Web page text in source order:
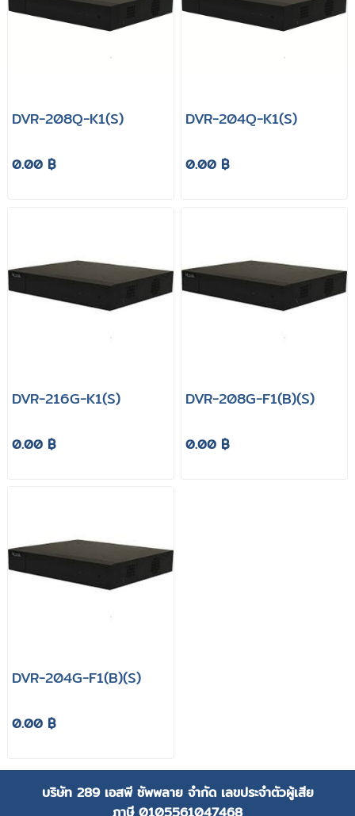
DVR-208Q-K1(S)
0.00 ฿
DVR-204Q-K1(S)
0.00 ฿
DVR-216G-K1(S)
0.00 ฿
DVR-208G-F1(B)(S)
0.00 ฿
DVR-204G-F1(B)(S)
0.00 ฿
บริษัท 289 เอสพี ซัพพลาย จำกัด เลขประจำตัวผู้เสีย